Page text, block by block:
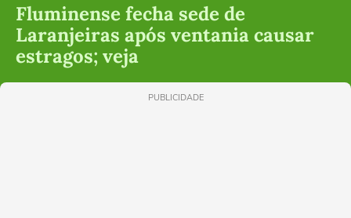
Fluminense fecha sede de
Laranjeiras após ventania causar
estragos; veja
PUBLICIDADE